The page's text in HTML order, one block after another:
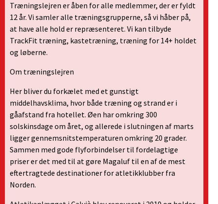
Træningslejren er åben for alle medlemmer, der er fyldt
12 år. Vi samler alle træningsgrupperne, så vi håber på,
at have alle hold er repræsenteret. Vi kan tilbyde
TrackFit træning, kastetræning, træning for 14+ holdet
og løberne.
Om træningslejren
Her bliver du forkælet med et gunstigt
middelhavsklima, hvor både træning og strand er i
gåafstand fra hotellet. Øen har omkring 300
solskinsdage om året, og allerede i slutningen af marts
ligger gennemsnitstemperaturen omkring 20 grader.
Sammen med gode flyforbindelser til fordelagtige
priser er det med til at gøre Magaluf til en af de mest
eftertragtede destinationer for atletikklubber fra
Norden.